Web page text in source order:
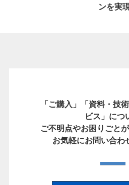
ンを実
「ご購入」「資料・技
ビス」につ
ご不明点やお困りごと
お気軽にお問い合わ